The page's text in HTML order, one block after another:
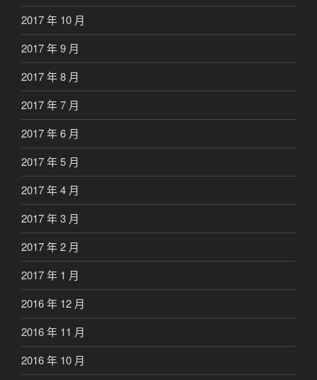
2017 年 10 月
2017 年 9 月
2017 年 8 月
2017 年 7 月
2017 年 6 月
2017 年 5 月
2017 年 4 月
2017 年 3 月
2017 年 2 月
2017 年 1 月
2016 年 12 月
2016 年 11 月
2016 年 10 月